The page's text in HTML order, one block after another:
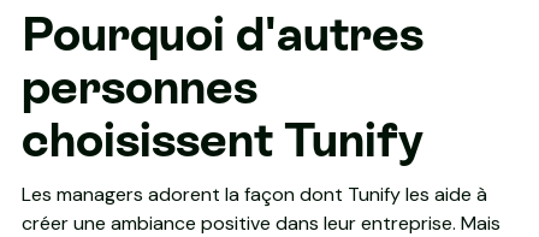
Pourquoi d'autres
personnes
choisissent Tunify
Les managers adorent la façon dont Tunify les aide à
créer une ambiance positive dans leur entreprise. Mais